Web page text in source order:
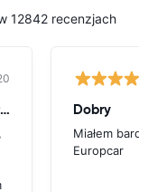
12842 recenzjach
Piękny samochód, ale potrzebna rada Dobry
Miałem
Europcar